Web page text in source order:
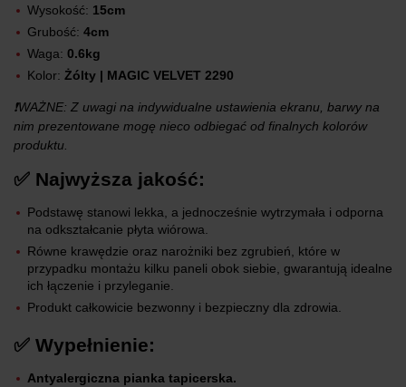
Wysokość: 15cm
Grubość: 4cm
Waga: 0.6kg
Kolor: Żólty | MAGIC VELVET 2290
❗WAŻNE: Z uwagi na indywidualne ustawienia ekranu, barwy na
nim prezentowane mogę nieco odbiegać od finalnych kolorów
produktu.
✅ Najwyższa jakość:
Podstawę stanowi lekka, a jednocześnie wytrzymała i odporna
na odkształcanie płyta wiórowa.
Równe krawędzie oraz narożniki bez zgrubień, które w
przypadku montażu kilku paneli obok siebie, gwarantują idealne
ich łączenie i przyleganie.
Produkt całkowicie bezwonny i bezpieczny dla zdrowia.
✅ Wypełnienie:
Antyalergiczna pianka tapicerska.